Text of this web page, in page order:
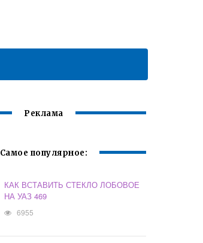
Реклама
Самое популярное:
КАК ВСТАВИТЬ СТЕКЛО ЛОБОВОЕ
НА УАЗ 469
6955